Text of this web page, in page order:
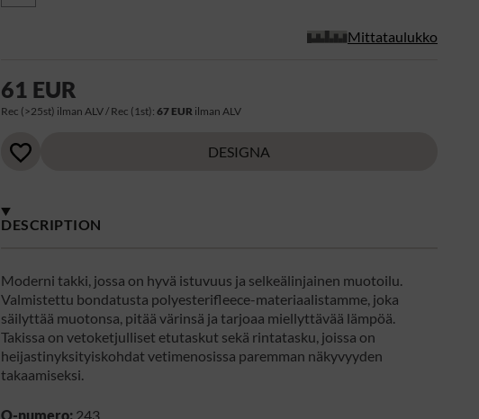
Mittataulukko
61 EUR
Rec (>25st) ilman ALV / Rec (1st):67 EUR ilman ALV
DESIGNA
DESCRIPTION
Moderni takki, jossa on hyvä istuvuus ja selkeälinjainen muotoilu.
Valmistettu bondatusta polyesterifleece-materiaalistamme, joka
säilyttää muotonsa, pitää värinsä ja tarjoaa miellyttävää lämpöä.
Takissa on vetoketjulliset etutaskut sekä rintatasku, joissa on
heijastinyksityiskohdat vetimenosissa paremman näkyvyyden
takaamiseksi.
Q-numero: 243